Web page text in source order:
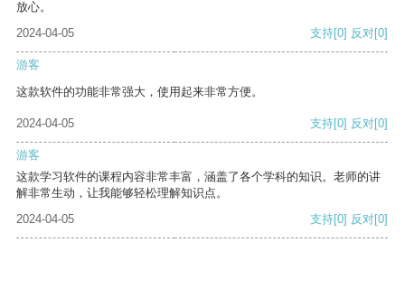
放心。
2024-04-05
支持[0] 反对[0]
游客
这款软件的功能非常强大，使用起来非常方便。
2024-04-05 支持[0] 反对[0]
游客
这款学习软件的课程内容非常丰富，涵盖了各个学科的知识。老师的讲
解非常生动，让我能够轻松理解知识点。
2024-04-05
支持[0] 反对[0]